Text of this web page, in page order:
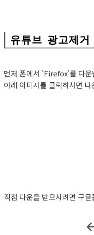
유튜브 광고제거
먼저 폰에서 'Firefox'를 다운
아래 이미지를 클릭하시면
직접 다운을 받으시려면 구